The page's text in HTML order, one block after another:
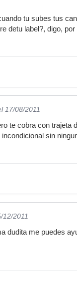
tu subes tus
detu label?, digo,
17/08/2011
te cobra con
sin
12/2011
dudita me puedes